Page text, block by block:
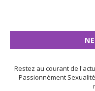
Restez au courant de
Passionnément